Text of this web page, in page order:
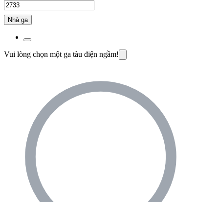
Nhà ga
Vui lòng chọn một ga tàu điện ngầm!